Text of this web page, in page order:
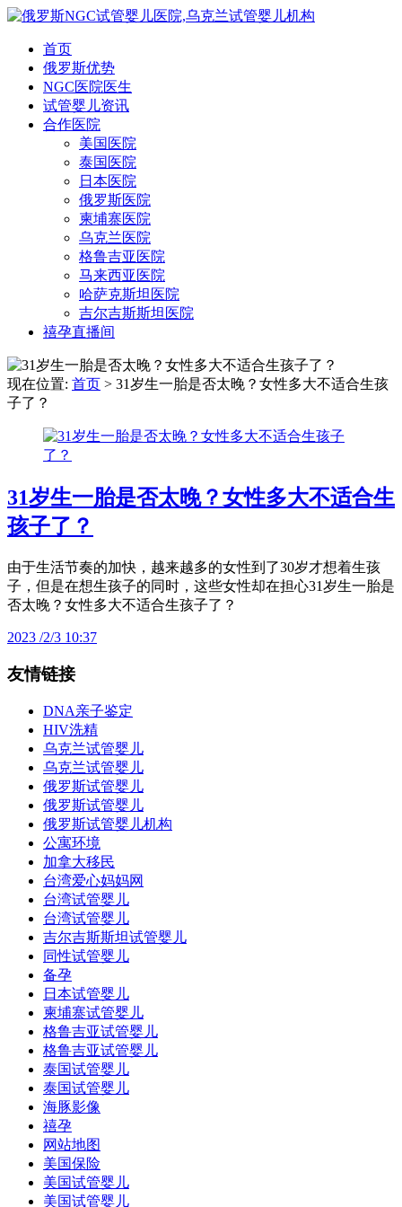
首页
俄罗斯优势
NGC医院医生
试管婴儿资讯
合作医院
美国医院
泰国医院
日本医院
俄罗斯医院
柬埔寨医院
乌克兰医院
格鲁吉亚医院
马来西亚医院
哈萨克斯坦医院
吉尔吉斯斯坦医院
禧孕直播间
现在位置: 首页 > 31岁生一胎是否太晚？女性多大不适合生孩
子了？
31岁生一胎是否太晚？女性多大不适合生
孩子了？
由于生活节奏的加快，越来越多的女性到了30岁才想着生孩
子，但是在想生孩子的同时，这些女性却在担心31岁生一胎是
否太晚？女性多大不适合生孩子了？
2023 /2/3 10:37
友情链接
DNA亲子鉴定
HIV洗精
乌克兰试管婴儿
乌克兰试管婴儿
俄罗斯试管婴儿
俄罗斯试管婴儿
俄罗斯试管婴儿机构
公寓环境
加拿大移民
台湾爱心妈妈网
台湾试管婴儿
台湾试管婴儿
吉尔吉斯斯坦试管婴儿
同性试管婴儿
备孕
日本试管婴儿
柬埔寨试管婴儿
格鲁吉亚试管婴儿
格鲁吉亚试管婴儿
泰国试管婴儿
泰国试管婴儿
海豚影像
禧孕
网站地图
美国保险
美国试管婴儿
美国试管婴儿